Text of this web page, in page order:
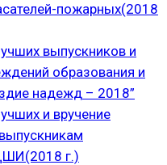
пожарных(2018
выпускников и
образования и
надежд – 2018”
и вручение
г.)